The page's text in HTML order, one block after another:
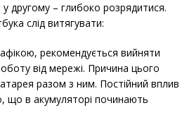
другому – глибоко розрядитися.
слід витягувати:
рекомендується вийняти
від мережі. Причина цього
разом з ним. Постійний вплив
що в акумуляторі починають